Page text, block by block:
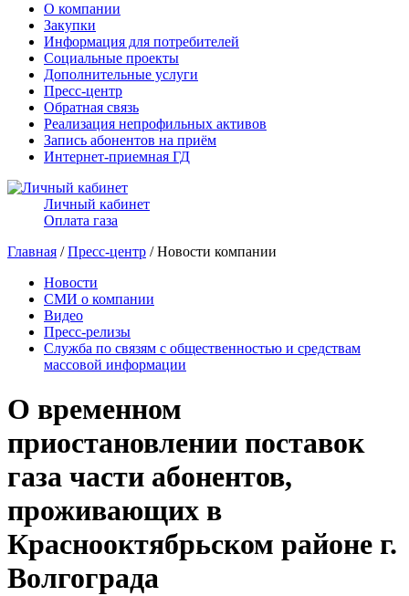
О компании
Закупки
Информация для потребителей
Социальные проекты
Дополнительные услуги
Пресс-центр
Обратная связь
Реализация непрофильных активов
Запись абонентов на приём
Интернет-приемная ГД
Личный кабинет
Оплата газа
Главная /Пресс-центр / Новости компании
Новости
СМИ о компании
Видео
Пресс-релизы
Служба по связям с общественностью и средствам
массовой информации
О временном
приостановлении поставок
газа части абонентов,
проживающих в
Краснооктябрьском районе г.
Волгограда